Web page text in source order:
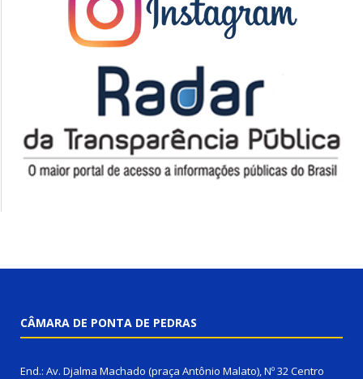
CÂMARA DE PONTA DE PEDRAS
End.: Av. Djalma Machado (praça Antônio Malato), Nº 32 Centro